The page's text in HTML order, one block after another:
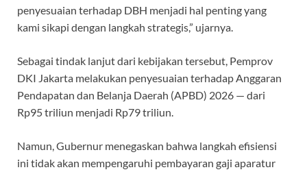
penyesuaian terhadap DBH menjadi hal penting yang
kami sikapi dengan langkah strategis,” ujarnya.
Sebagai tindak lanjut dari kebijakan tersebut, Pemprov
DKI Jakarta melakukan penyesuaian terhadap Anggaran
Pendapatan dan Belanja Daerah (APBD) 2026 — dari
Rp95 triliun menjadi Rp79 triliun.
Namun, Gubernur menegaskan bahwa langkah efisiensi
ini tidak akan mempengaruhi pembayaran gaji aparatur